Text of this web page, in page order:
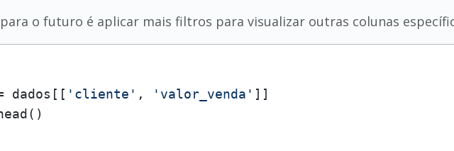
o futuro é aplicar mais filtros para visualizar outras colunas
dados[[ 'cliente' , 'valor_venda' ]]